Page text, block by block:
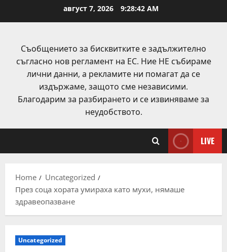
август 7, 2026 9:28:42 AM
Съобщението за бисквитките е задължително
съгласно нов регламент на ЕС. Ние НЕ събираме
лични данни, а рекламите ни помагат да се
издържаме, защото сме независими.
Благодарим за разбирането и се извиняваме за
неудобството.
LIVE
Home
Uncategorized
През соца хората умираха като мухи, нямаше
здравеопазване
Uncategorized